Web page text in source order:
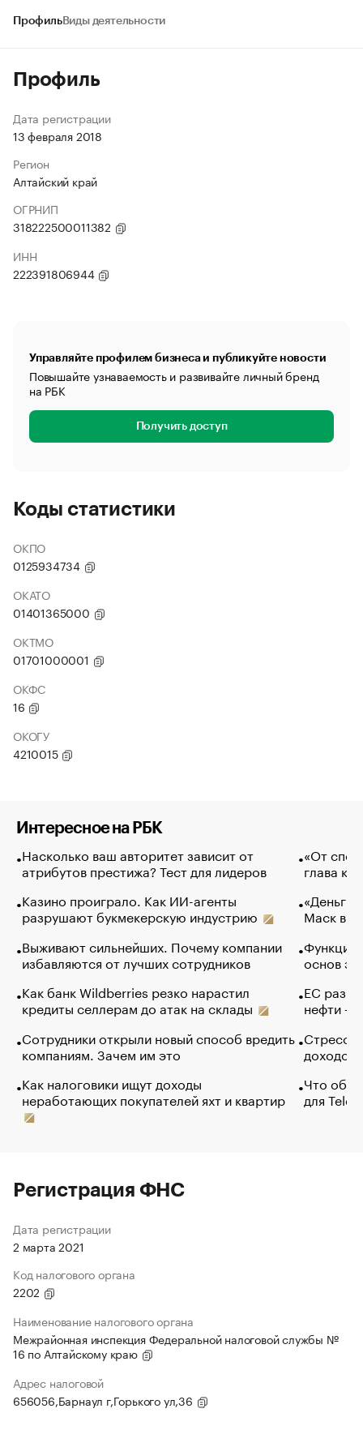
ПрофильВиды деятельности
Профиль
Дата регистрации
13 февраля 2018
Регион
Алтайский край
ОГРНИП
318222500011382
ИНН
222391806944
Управляйте профилем бизнеса и публикуйте новости
Повышайте узнаваемость и развивайте личный бренд
на РБК
Получить доступ
Коды статистики
ОКПО
0125934734
ОКАТО
01401365000
ОКТМО
01701000001
ОКФС
16
ОКОГУ
4210015
Интересное на РБК
Насколько ваш авторитет зависит от
атрибутов престижа? Тест для лидеров
Казино проиграло. Как ИИ-агенты
разрушают букмекерскую индустрию
Выживают сильнейших. Почему компании
избавляются от лучших сотрудников
Как банк Wildberries резко нарастил
кредиты селлерам до атак на склады
Сотрудники открыли новый способ вредить
компаниям. Зачем им это
Как налоговики ищут доходы
неработающих покупателей яхт и квартир
«От
глава
«Деньги
Маск в
Функции
основ
ЕС
нефти —
Стресс
доходов
Что
для
Регистрация ФНС
Дата регистрации
2 марта 2021
Код налогового органа
2202
Наименование налогового органа
Межрайонная инспекция Федеральной налоговой службы №
16 по Алтайскому краю
Адрес налоговой
656056,Барнаул г,Горького ул,36